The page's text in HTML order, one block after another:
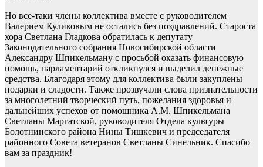
Но все-таки члены коллектива вместе с руководителем
Валерием Куликовым не остались без поздравлений. Староста
хора Светлана Гладкова обратилась к депутату
Законодательного собрания Новосибирской области
Александру Шпикельману с просьбой оказать финансовую
помощь, парламентарий откликнулся и выделил денежные
средства. Благодаря этому для коллектива были закуплены
подарки и сладости. Также прозвучали слова признательности
за многолетний творческий путь, пожелания здоровья и
дальнейших успехов от помощника А.М. Шпикельмана
Светланы Маргатской, руководителя Отдела культуры
Болотнинского района Нины Тишкевич и председателя
районного Совета ветеранов Светланы Синельник. Спасибо
вам за праздник!